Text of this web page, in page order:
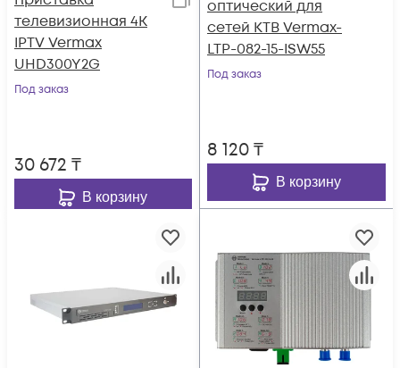
телевизионная 4K
IPTV Vermax
UHD300Y2G
Под заказ
30 672 ₸
В корзину
оптический для
сетей КТВ Vermax-
LTP-082-15-ISW55
Под заказ
8 120₸
В корзину